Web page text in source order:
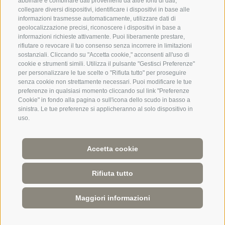
collegare diversi dispositivi, identificare i dispositivi in base alle
informazioni trasmesse automaticamente, utilizzare dati di
geolocalizzazione precisi, riconoscere i dispositivi in base a
informazioni richieste attivamente. Puoi liberamente prestare,
rifiutare o revocare il tuo consenso senza incorrere in limitazioni
sostanziali. Cliccando su "Accetta cookie," acconsenti all'uso di
cookie e strumenti simili. Utilizza il pulsante "Gestisci Preferenze"
per personalizzare le tue scelte o "Rifiuta tutto" per proseguire
senza cookie non strettamente necessari. Puoi modificare le tue
preferenze in qualsiasi momento cliccando sul link "Preferenze
Cookie" in fondo alla pagina o sull'icona dello scudo in basso a
sinistra. Le tue preferenze si applicheranno al solo dispositivo in
uso.
Accetta cookie
Rifiuta tutto
Maggiori informazioni
+39 0471 971007
CREDITS MAPPA DEL SITO CONDIZIONI COMMERCIALI
DOWNLOAD
COOKIE POLICY
RESTA INFORMATO ESEGUICI